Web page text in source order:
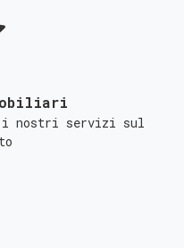
i nostri servizi sul